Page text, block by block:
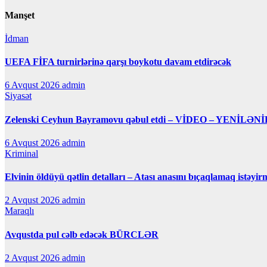
Manşet
İdman
UEFA FİFA turnirlərinə qarşı boykotu davam etdirəcək
6 Avqust 2026 admin
Siyasət
Zelenski Ceyhun Bayramovu qəbul etdi – VİDEO –
6 Avqust 2026 admin
Kriminal
Elvinin öldüyü qətlin detalları – Atası anasını bıçaqlamaq
2 Avqust 2026 admin
Maraqlı
Avqustda pul cəlb edəcək BÜRCLƏR
2 Avqust 2026 admin